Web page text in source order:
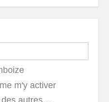
m'y activer
des autres…